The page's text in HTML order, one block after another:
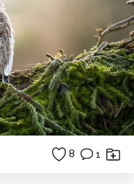
8 1